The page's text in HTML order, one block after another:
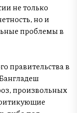
не только
но и
проблемы в
правительства в
произвольных